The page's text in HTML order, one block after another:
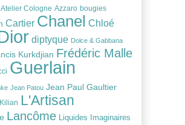
Atelier Cologne Azzaro bougies
Cartier Chanel Chloé
diptyque Dolce & Gabbana
Kurkdjian Frédéric Malle
Guerlain
Jean Patou Jean Paul Gaultier
Kilian L'Artisan
Lancôme Liquides Imaginaires